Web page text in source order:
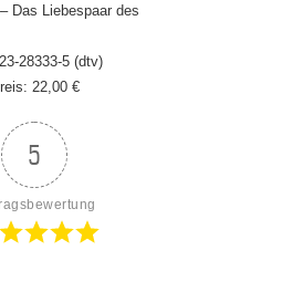
Das Liebespaar des
28333-5 (dtv)
22,00 €
5